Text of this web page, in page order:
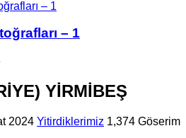
– 1
YİRMİBEŞ
2024 Yitirdiklerimiz 1,374 Göserim